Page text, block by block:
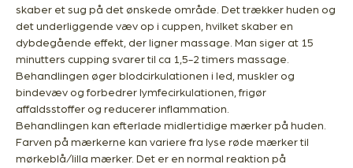
Behandlingen kan efterlade midlertidige mærker på huden.
Farven på mærkerne kan variere fra lyse røde mærker til
mørkeblå/lilla mærker. Det er en normal reaktion på
skaber et sug på det ønskede område. Det trækker huden og
det underliggende væv op i cuppen, hvilket skaber en
dybdegående effekt, der ligner massage. Man siger at 15
minutters cupping svarer til ca 1,5-2 timers massage.
Behandlingen øger blodcirkulationen i led, muskler og
bindevæv og forbedrer lymfecirkulationen, frigør
affaldsstoffer og reducerer inflammation.